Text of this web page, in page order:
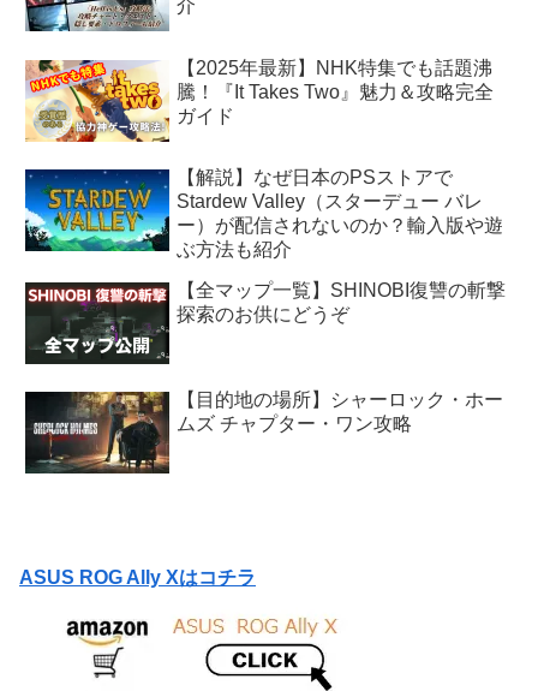
介
【2025年最新】NHK特集でも話題沸
騰！『It Takes Two』魅力＆攻略完全
ガイド
【解説】なぜ日本のPSストアで
Stardew Valley（スターデュー バレ
ー）が配信されないのか？輸入版や遊
ぶ方法も紹介
【全マップ一覧】SHINOBI復讐の斬撃
探索のお供にどうぞ
【目的地の場所】シャーロック・ホー
ムズ チャプター・ワン攻略
ASUS ROG Ally Xはコチラ